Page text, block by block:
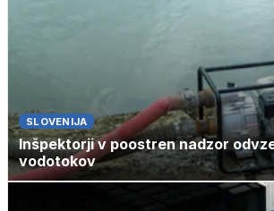
SLOVENIJA
Inšpektorji v poostren nadzor
vodotokov